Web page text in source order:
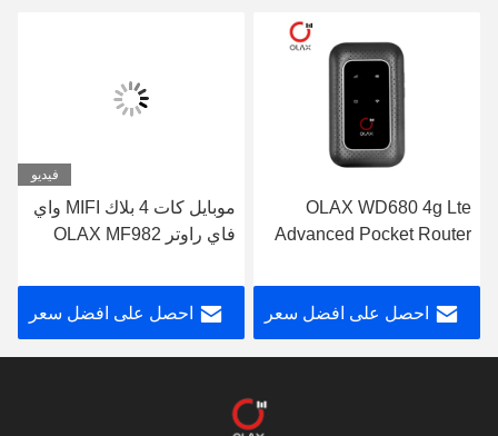
OLAX WD680 4g Lte
Advanced Pocket Router
Modem OEM
احصل على افضل سعر
فيديو
موبايل كات 4 بلاك MIFI واي
فاي راوتر OLAX MF982
احصل على افضل سعر